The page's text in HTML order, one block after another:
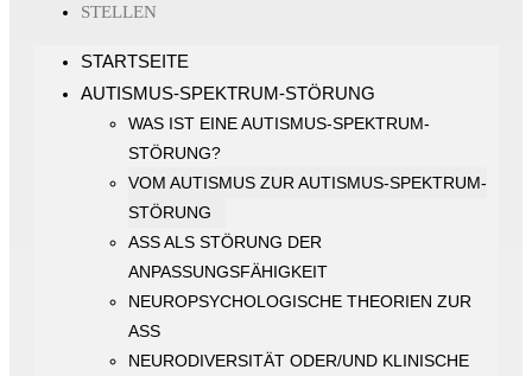
STELLEN
STARTSEITE
AUTISMUS-SPEKTRUM-STÖRUNG
WAS IST EINE AUTISMUS-SPEKTRUM-
STÖRUNG?
VOM AUTISMUS ZUR AUTISMUS-SPEKTRUM-
STÖRUNG
ASS ALS STÖRUNG DER
ANPASSUNGSFÄHIGKEIT
NEUROPSYCHOLOGISCHE THEORIEN ZUR
ASS
NEURODIVERSITÄT ODER/UND KLINISCHE